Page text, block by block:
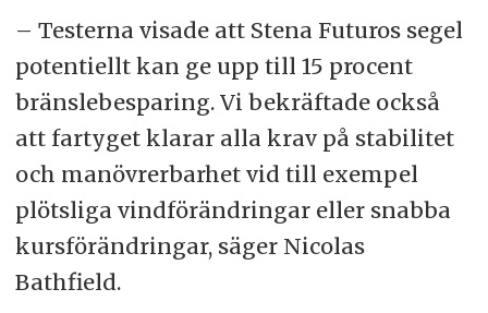
– Testerna visade att Stena Futuros segel
potentiellt kan ge upp till 15 procent
bränslebesparing. Vi bekräftade också
att fartyget klarar alla krav på stabilitet
och manövrerbarhet vid till exempel
plötsliga vindförändringar eller snabba
kursförändringar, säger Nicolas
Bathfield.